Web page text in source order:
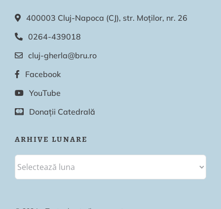
400003 Cluj-Napoca (CJ), str. Moților, nr. 26
0264-439018
cluj-gherla@bru.ro
Facebook
YouTube
Donații Catedrală
ARHIVE LUNARE